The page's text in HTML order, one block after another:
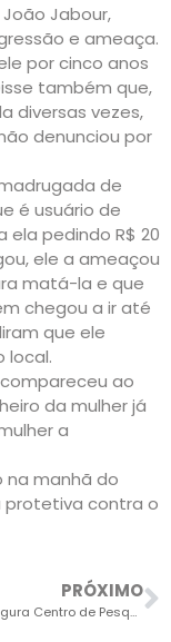
Jabour,
e ameaça.
por cinco anos
também que,
diversas vezes,
denunciou por
de
é usuário de
pedindo R$ 20
ele a ameaçou
matá-la e que
chegou a ir até
que ele
local.
ao
da mulher já
a
na manhã do
protetiva contra o
PRÓXIMO
UniMax inaugura Centro de Pesquisa e Inovação em Saúde Mental em Indaiatuba